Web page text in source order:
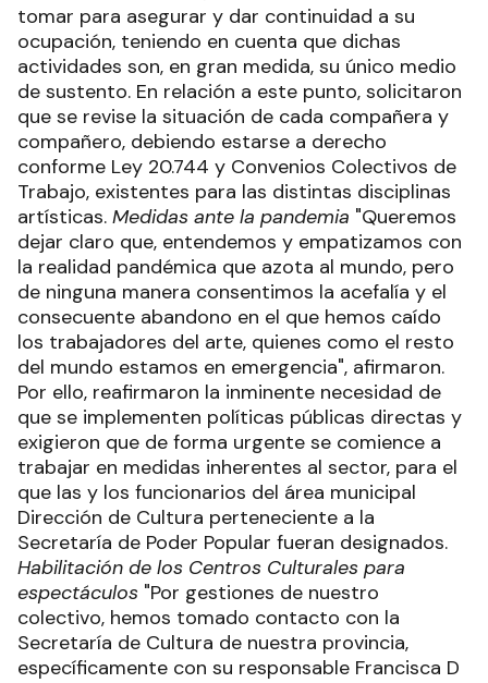
tomar para asegurar y dar continuidad a su
ocupación, teniendo en cuenta que dichas
actividades son, en gran medida, su único medio
de sustento. En relación a este punto, solicitaron
que se revise la situación de cada compañera y
compañero, debiendo estarse a derecho
conforme Ley 20.744 y Convenios Colectivos de
Trabajo, existentes para las distintas disciplinas
artísticas. Medidas ante la pandemia "Queremos
dejar claro que, entendemos y empatizamos con
la realidad pandémica que azota al mundo, pero
de ninguna manera consentimos la acefalía y el
consecuente abandono en el que hemos caído
los trabajadores del arte, quienes como el resto
del mundo estamos en emergencia", afirmaron.
Por ello, reafirmaron la inminente necesidad de
que se implementen políticas públicas directas y
exigieron que de forma urgente se comience a
trabajar en medidas inherentes al sector, para el
que las y los funcionarios del área municipal
Dirección de Cultura perteneciente a la
Secretaría de Poder Popular fueran designados.
Habilitación de los Centros Culturales para
espectáculos "Por gestiones de nuestro
colectivo, hemos tomado contacto con la
Secretaría de Cultura de nuestra provincia,
específicamente con su responsable Francisca D